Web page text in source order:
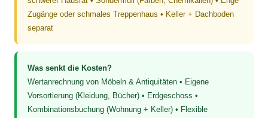
Zugänge oder schmales Treppenhaus • Keller + Dachboden
separat
Was senkt die Kosten?
Wertanrechnung von Möbeln & Antiquitäten • Eigene
Vorsortierung (Kleidung, Bücher) • Erdgeschoss •
Kombinationsbuchung (Wohnung + Keller) • Flexible